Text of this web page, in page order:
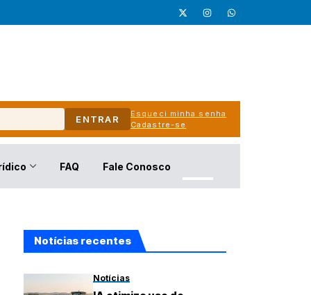
ENTRAR
Esqueci minha senha
Cadastre-se
FAQ Fale Conosco
Notícias recentes
Notícias